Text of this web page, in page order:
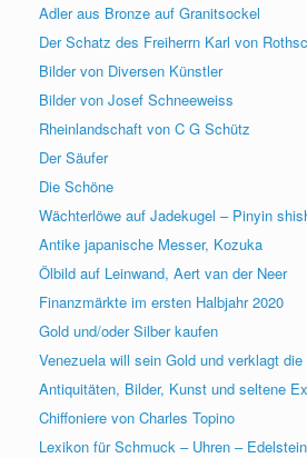
Adler aus Bronze auf Granitsockel
Der Schatz des Freiherrn Karl von
Bilder von Diversen Künstler
Bilder von Josef Schneeweiss
Rheinlandschaft von C G Schütz
Der Säufer
Die Schöne
Wächterlöwe auf Jadekugel – Pinyin
Antike japanische Messer, Kozuka
Ölbild auf Leinwand, Aert van der Neer
Finanzmärkte im ersten Halbjahr 2020
Gold und/oder Silber kaufen
Venezuela will sein Gold und verklagt
Antiquitäten, Bilder, Kunst und seltene
Chiffoniere von Charles Topino
Lexikon für Schmuck – Uhren –